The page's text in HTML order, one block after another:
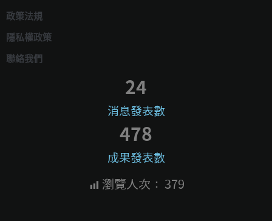
政策法規
隱私權政策
聯絡我們
消息發表數
24
成果發表數
478
瀏覽人次： 379